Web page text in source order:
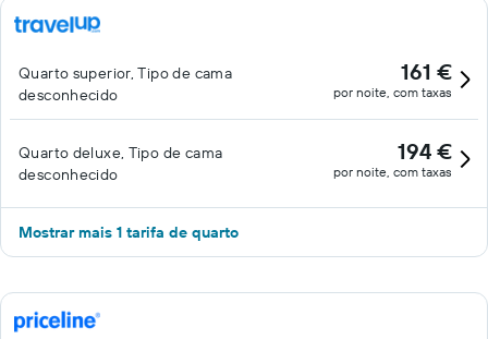
Quarto superior, Tipo de cama
desconhecido
161 €
por noite, com taxas
Quarto deluxe, Tipo de cama
desconhecido
194 €
por noite, com taxas
Mostrar mais 1 tarifa de quarto